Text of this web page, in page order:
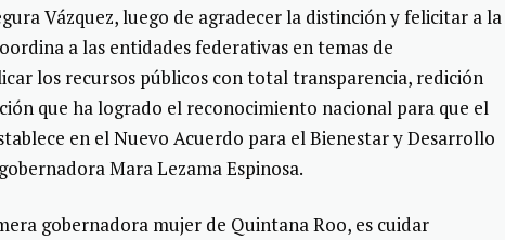
Vázquez, luego de agradecer la distinción y felicitar a la
a las entidades federativas en temas de
los recursos públicos con total transparencia, redición
que ha logrado el reconocimiento nacional para que el
en el Nuevo Acuerdo para el Bienestar y Desarrollo
Mara Lezama Espinosa.
gobernadora mujer de Quintana Roo, es cuidar